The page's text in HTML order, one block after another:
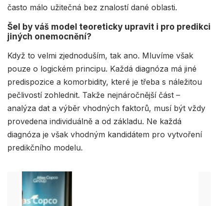
často málo užitečná bez znalostí dané oblasti.
Šel by váš model teoreticky upravit i pro predikci
jiných onemocnění?
Když to velmi zjednoduším, tak ano. Mluvíme však
pouze o logickém principu. Každá diagnóza má jiné
predispozice a komorbidity, které je třeba s náležitou
pečlivostí zohlednit. Takže nejnáročnější část –
analýza dat a výběr vhodných faktorů, musí být vždy
provedena individuálně a od základu. Ne každá
diagnóza je však vhodným kandidátem pro vytvoření
predikčního modelu.